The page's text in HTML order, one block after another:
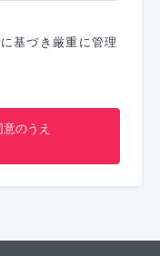
に基づき厳重に管理